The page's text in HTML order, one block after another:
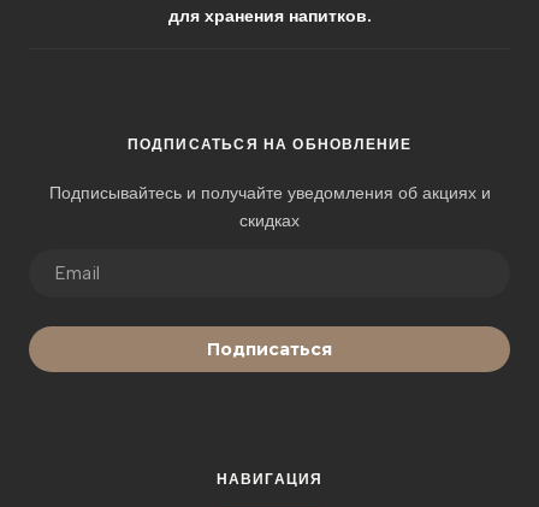
для хранения напитков.
ПОДПИСАТЬСЯ НА ОБНОВЛЕНИЕ
Подписывайтесь и получайте уведомления об акциях и
скидках
Подписаться
НАВИГАЦИЯ